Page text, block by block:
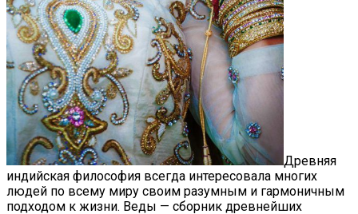
Древняя
индийская философия всегда интересовала многих
людей по всему миру своим разумным и гармоничным
подходом к жизни. Веды — сборник древнейших